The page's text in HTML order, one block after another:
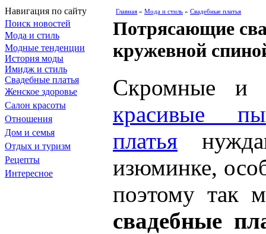
Навигация по сайту
Поиск новостей
Мода и стиль
Модные тенденции
История моды
Имидж и стиль
Свадебные платья
Женское здоровье
Салон красоты
Отношения
Дом и семья
Отдых и туризм
Рецепты
Интересное
Главная » Мода и стиль » Свадебные платья
Потрясающие
кружевной
Скромные и
красивые
платья
изюминке,
поэтому так
свадебные